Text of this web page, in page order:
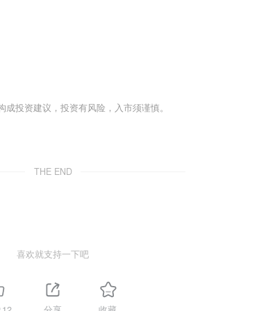
投资建议，投资有风险，入市须谨慎。
THE END
喜欢就支持一下吧